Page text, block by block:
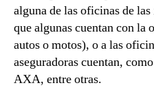
alguna de las oficinas de
que algunas cuentan con la
autos o motos), o a las
aseguradoras cuentan,
AXA, entre otras.